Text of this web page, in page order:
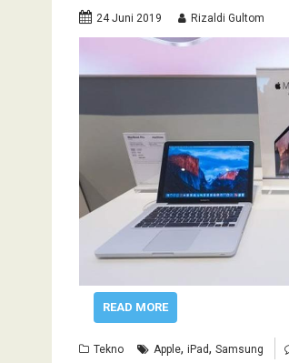
24 Juni 2019 Rizaldi Gultom
READ MORE
Tekno Apple, iPad, Samsung